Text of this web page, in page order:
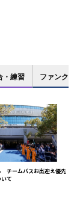
・練習 ファンクラブ
チームバスお出迎え優先
て